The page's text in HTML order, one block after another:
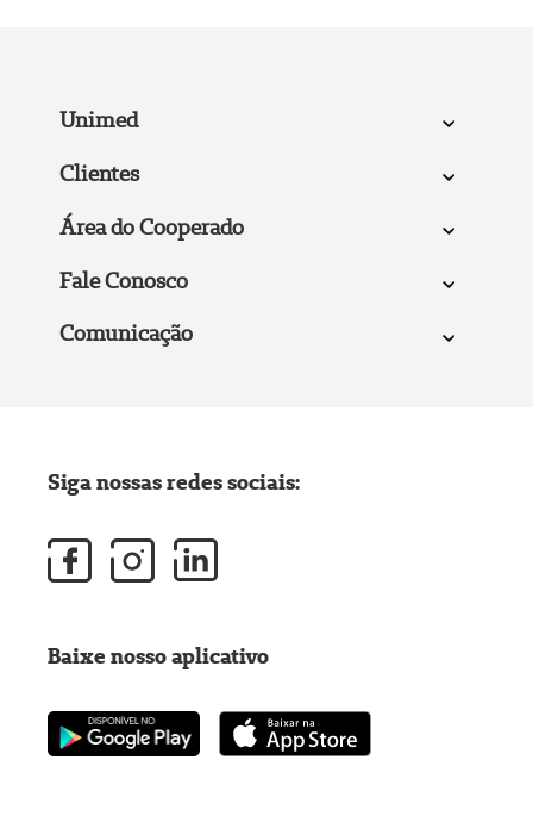
Unimed
Clientes
Área do Cooperado
Fale Conosco
Comunicação
Siga nossas redes sociais:
Baixe nosso aplicativo